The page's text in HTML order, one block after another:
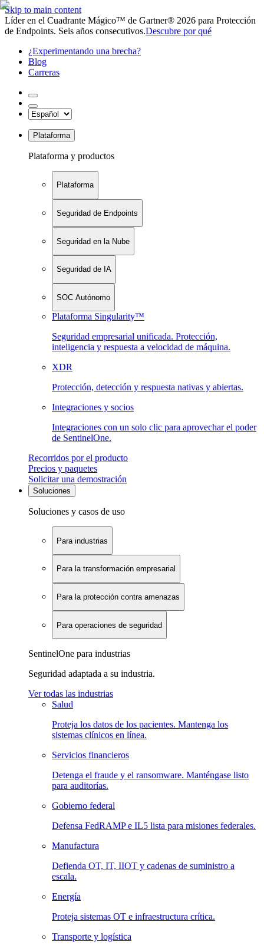
Skip to main content
Líder en el Cuadrante Mágico™ de Gartner® 2026 para Protección
de Endpoints. Seis años consecutivos.Descubre por qué
¿Experimentando una brecha?
Blog
Carreras
Plataforma
Plataforma y productos
Plataforma
Seguridad de Endpoints
Seguridad en la Nube
Seguridad de IA
SOC Autónomo
Plataforma Singularity™
Seguridad empresarial unificada. Protección,
inteligencia y respuesta a velocidad de máquina.
XDR
Protección, detección y respuesta nativas y abiertas.
Integraciones y socios
Integraciones con un solo clic para aprovechar el poder
de SentinelOne.
Recorridos por el producto
Precios y paquetes
Solicitar una demostración
Soluciones
Soluciones y casos de uso
Para industrias
Para la transformación empresarial
Para la protección contra amenazas
Para operaciones de seguridad
SentinelOne para industrias
Seguridad adaptada a su industria.
Ver todas las industrias
Salud
Proteja los datos de los pacientes. Mantenga los
sistemas clínicos en línea.
Servicios financieros
Detenga el fraude y el ransomware. Manténgase listo
para auditorías.
Gobierno federal
Defensa FedRAMP e IL5 lista para misiones federales.
Manufactura
Defienda OT, IT, IIOT y cadenas de suministro a
escala.
Energía
Proteja sistemas OT e infraestructura crítica.
Transporte y logística